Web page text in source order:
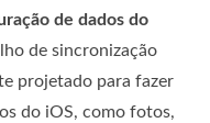
de dados do
de sincronização
projetado para fazer
do iOS, como fotos,